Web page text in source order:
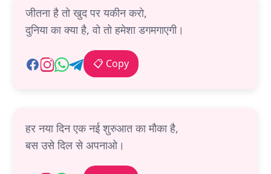
जीतना है तो खुद पर यकीन करो,
दुनिया का क्या है, वो तो हमेशा डगमगाएगी।
📋 Copy
हर नया दिन एक नई शुरुआत का मौका है,
बस उसे दिल से अपनाओ।